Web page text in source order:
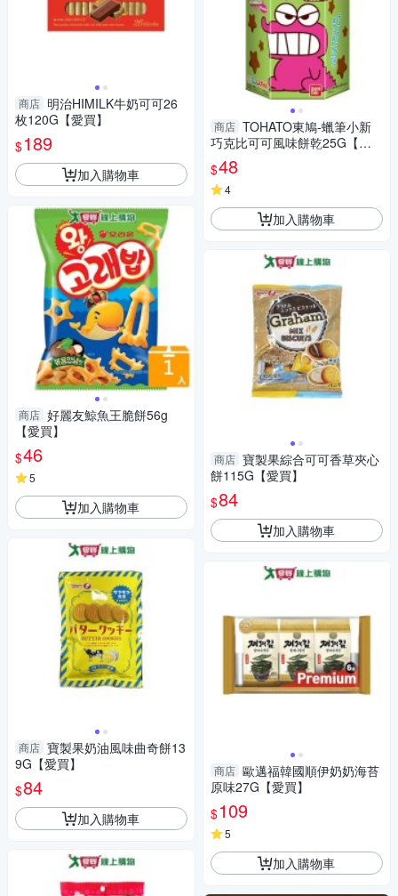
商店 明治HIMILK牛奶可可26
枚120G【愛買】
$189
加入購物車
商店 好麗友鯨魚王脆餅56g
【愛買】
$46
5
加入購物車
商店 寶製果奶油風味曲奇餅13
9G【愛買】
$84
加入購物車
商店 TOHATO東鳩-蠟筆小新
巧克比可可風味餅乾25G【愛
買】
$48
4
加入購物車
商店 寶製果綜合可可香草夾心
餅115G【愛買】
$84
加入購物車
商店 歐邁福韓國順伊奶奶海苔
原味27G【愛買】
$109
5
加入購物車